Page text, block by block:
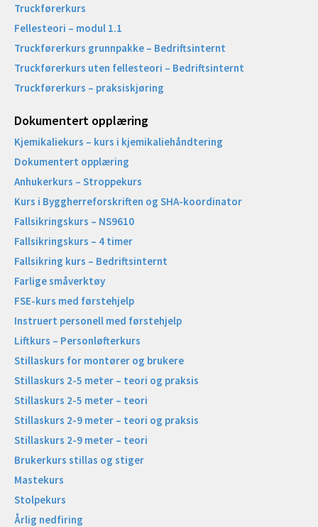
Truckførerkurs
Fellesteori – modul 1.1
Truckførerkurs grunnpakke – Bedriftsinternt
Truckførerkurs uten fellesteori – Bedriftsinternt
Truckførerkurs – praksiskjøring
Dokumentert opplæring
Kjemikaliekurs – kurs i kjemikaliehåndtering
Dokumentert opplæring
Anhukerkurs – Stroppekurs
Kurs i Byggherreforskriften og SHA-koordinator
Fallsikringskurs – NS9610
Fallsikringskurs – 4 timer
Fallsikring kurs – Bedriftsinternt
Farlige småverktøy
FSE-kurs med førstehjelp
Instruert personell med førstehjelp
Liftkurs – Personløfterkurs
Stillaskurs for montører og brukere
Stillaskurs 2-5 meter – teori og praksis
Stillaskurs 2-5 meter – teori
Stillaskurs 2-9 meter – teori og praksis
Stillaskurs 2-9 meter – teori
Brukerkurs stillas og stiger
Mastekurs
Stolpekurs
Årlig nedfiring